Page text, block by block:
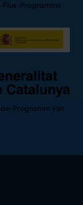
Programms
Programm von